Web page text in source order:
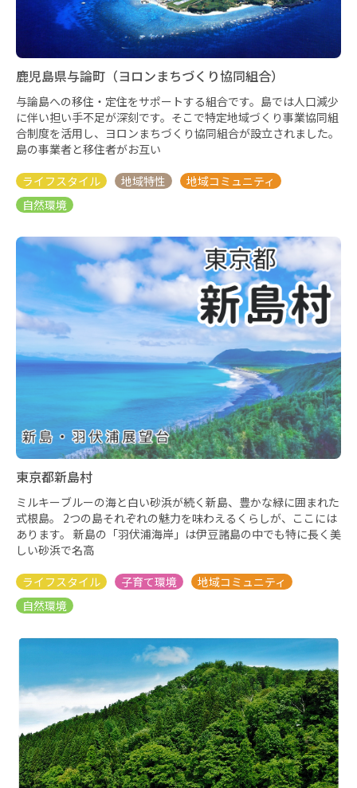
鹿児島県与論町（ヨロンまちづくり協同組合）
与論島への移住・定住をサポートする組合です。島では人口減少
に伴い担い手不足が深刻です。そこで特定地域づくり事業協同組
合制度を活用し、ヨロンまちづくり協同組合が設立されました。
島の事業者と移住者がお互い
東京都新島村
ミルキーブルーの海と白い砂浜が続く新島、豊かな緑に囲まれた
式根島。 2つの島それぞれの魅力を味わえるくらしが、ここには
あります。 新島の「羽伏浦海岸」は伊豆諸島の中でも特に長く美
しい砂浜で名高